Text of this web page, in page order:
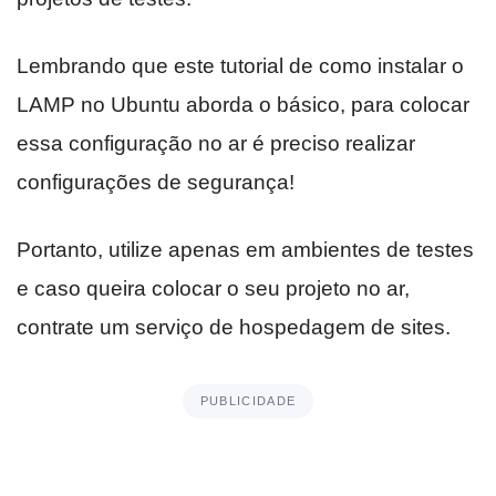
Lembrando que este tutorial de como instalar o
LAMP no Ubuntu aborda o básico, para colocar
essa configuração no ar é preciso realizar
configurações de segurança!
Portanto, utilize apenas em ambientes de testes
e caso queira colocar o seu projeto no ar,
contrate um serviço de hospedagem de sites.
PUBLICIDADE